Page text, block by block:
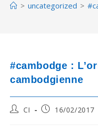
> uncategorized >
#cambodge :
cambodgienne
PostCI
Post16/02/2017